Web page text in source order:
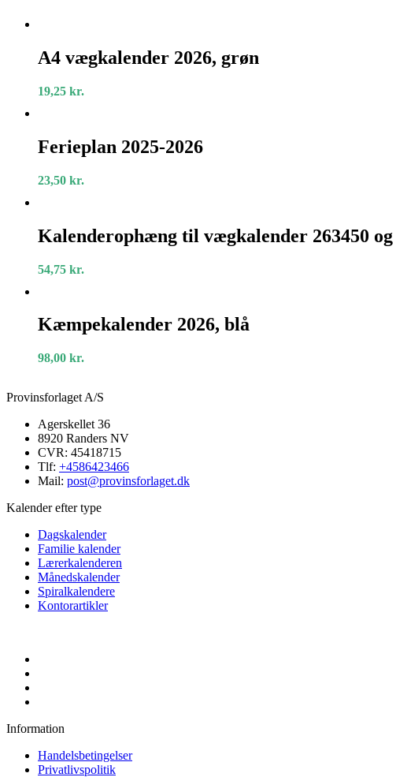
vægkalender
2026,
A4 vægkalender 2026, grøn
19,25 kr.
2025-
2026
Ferieplan 2025-2026
23,50 kr.
til
vægkalender
og
Kalenderophæng til vægkalender 263450 og
54,75 kr.
2026,
blå
Kæmpekalender 2026, blå
98,00 kr.
Provinsforlaget A/S
Agerskellet 36
8920 Randers NV
CVR: 45418715
Tlf: +4586423466
Mail: post@provinsforlaget.dk
Kalender efter type
Dagskalender
Familie kalender
Lærerkalenderen
Månedskalender
Spiralkalendere
Kontorartikler
Information
Handelsbetingelser
Privatlivspolitik